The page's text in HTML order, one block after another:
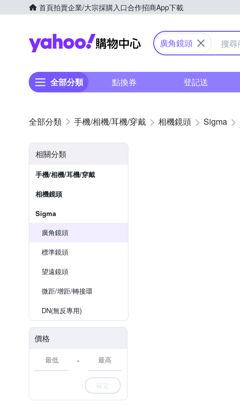
首頁拍賣企業/大宗採購入口合作招商App下載
Yahoo購物中心
廣角鏡頭
全部分類 點換券 登記送
手機/相機/耳機/穿戴 相機鏡頭 Sigma
相關分類
手機/相機/耳機/穿戴
相機鏡頭
Sigma
廣角鏡頭
標準鏡頭
望遠鏡頭
微距/增距/轉接環
DN(無反專用)
價格
-
確定